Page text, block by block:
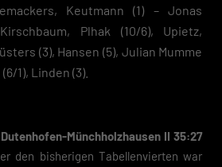
Keutmann (1) – Jonas
Plhak (10/6), Upietz,
(3), Hansen (5), Julian Mumme
1), Linden (3).
Münchholzhausen II 35:27
den bisherigen Tabellenvierten war